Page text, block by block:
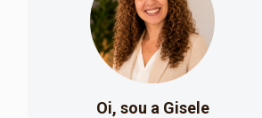
Oi, sou a Gisele